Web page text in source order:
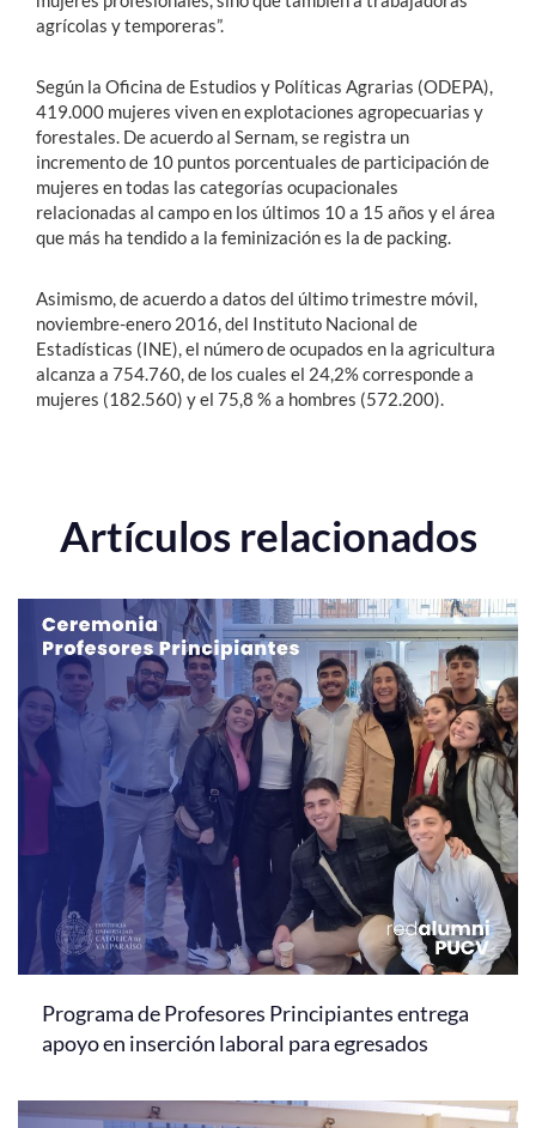
agrícolas y temporeras”.
Según la Oficina de Estudios y Políticas Agrarias (ODEPA),
419.000 mujeres viven en explotaciones agropecuarias y
forestales. De acuerdo al Sernam, se registra un
incremento de 10 puntos porcentuales de participación de
mujeres en todas las categorías ocupacionales
relacionadas al campo en los últimos 10 a 15 años y el área
que más ha tendido a la feminización es la de packing.
Asimismo, de acuerdo a datos del último trimestre móvil,
noviembre-enero 2016, del Instituto Nacional de
Estadísticas (INE), el número de ocupados en la agricultura
alcanza a 754.760, de los cuales el 24,2% corresponde a
mujeres (182.560) y el 75,8 % a hombres (572.200).
Artículos relacionados
Programa de Profesores Principiantes entrega
apoyo en inserción laboral para egresados